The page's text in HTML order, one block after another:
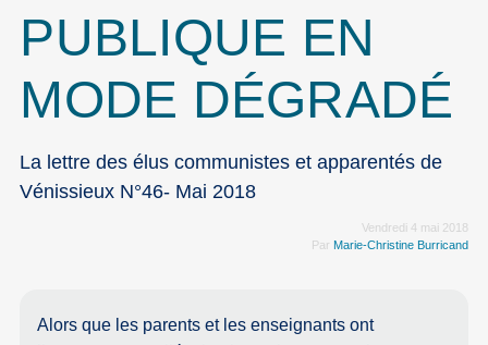
PUBLIQUE EN
MODE DÉGRADÉ
La lettre des élus communistes et apparentés de
Vénissieux N°46- Mai 2018
Vendredi 4 mai 2018
Par Marie-Christine Burricand
Alors que les parents et les enseignants ont